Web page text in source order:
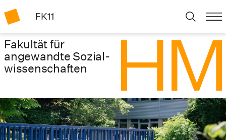
FK11
Fakultät für
angewandte Sozial­
wissenschaften